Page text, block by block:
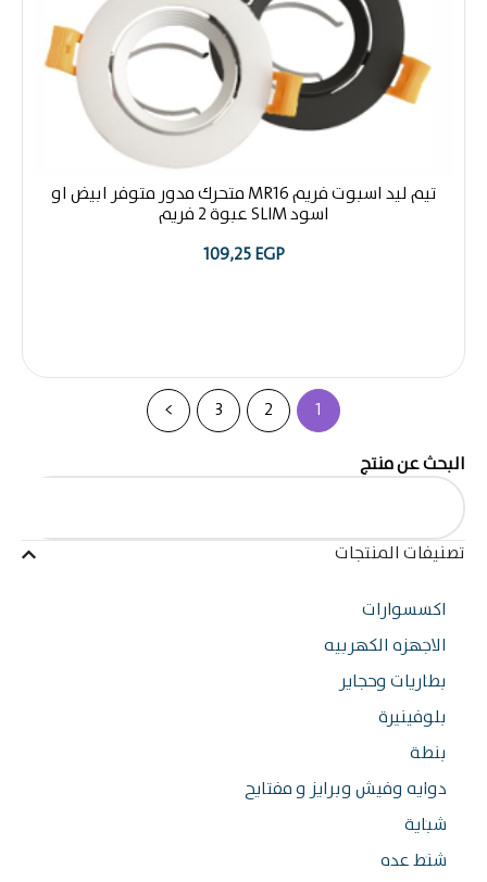
عن منتج
المنتجات
الكهربيه
وحجاير
وفيش وبرايز و مفتايح
عده
تيم ليد اسبوت فريم MR16 متحرك مدور متوفر ابيض او
109,25
2
3
>